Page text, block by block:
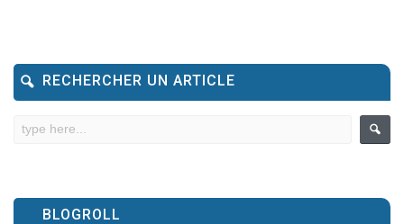
RECHERCHER UN ARTICLE
BLOGROLL